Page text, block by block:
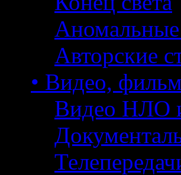
Аномальные
Авторские
• Видео,
Видео НЛО